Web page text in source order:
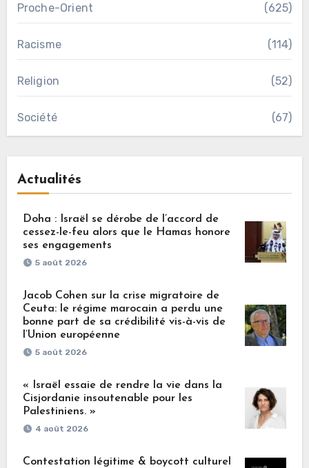
Proche-Orient (625)
Racisme (114)
Religion (52)
Société (67)
Actualités
Doha : Israël se dérobe de l’accord de
cessez-le-feu alors que le Hamas honore
ses engagements
5 août 2026
Jacob Cohen sur la crise migratoire de
Ceuta: le régime marocain a perdu une
bonne part de sa crédibilité vis-à-vis de
l’Union européenne
5 août 2026
« Israël essaie de rendre la vie dans la
Cisjordanie insoutenable pour les
Palestiniens. »
4 août 2026
Contestation légitime & boycott culturel